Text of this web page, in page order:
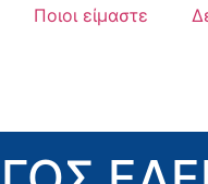
Ποιοι είμαστε